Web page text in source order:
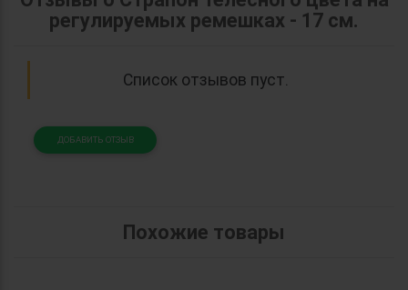
регулируемых ремешках - 17 см.
Список отзывов пуст.
ДОБАВИТЬ ОТЗЫВ
Похожие товары